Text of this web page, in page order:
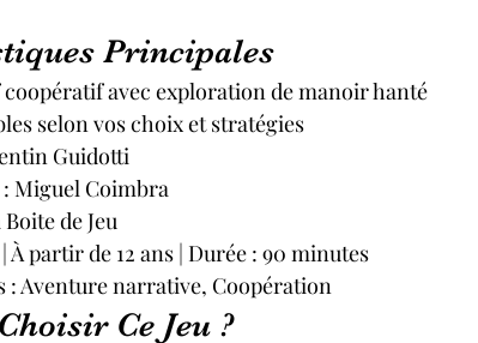
Principales
avec exploration de manoir hanté
selon vos choix et stratégies
Guidotti
Miguel Coimbra
de Jeu
À partir de 12 ans | Durée : 90 minutes
: Aventure narrative, Coopération
Ce Jeu ?